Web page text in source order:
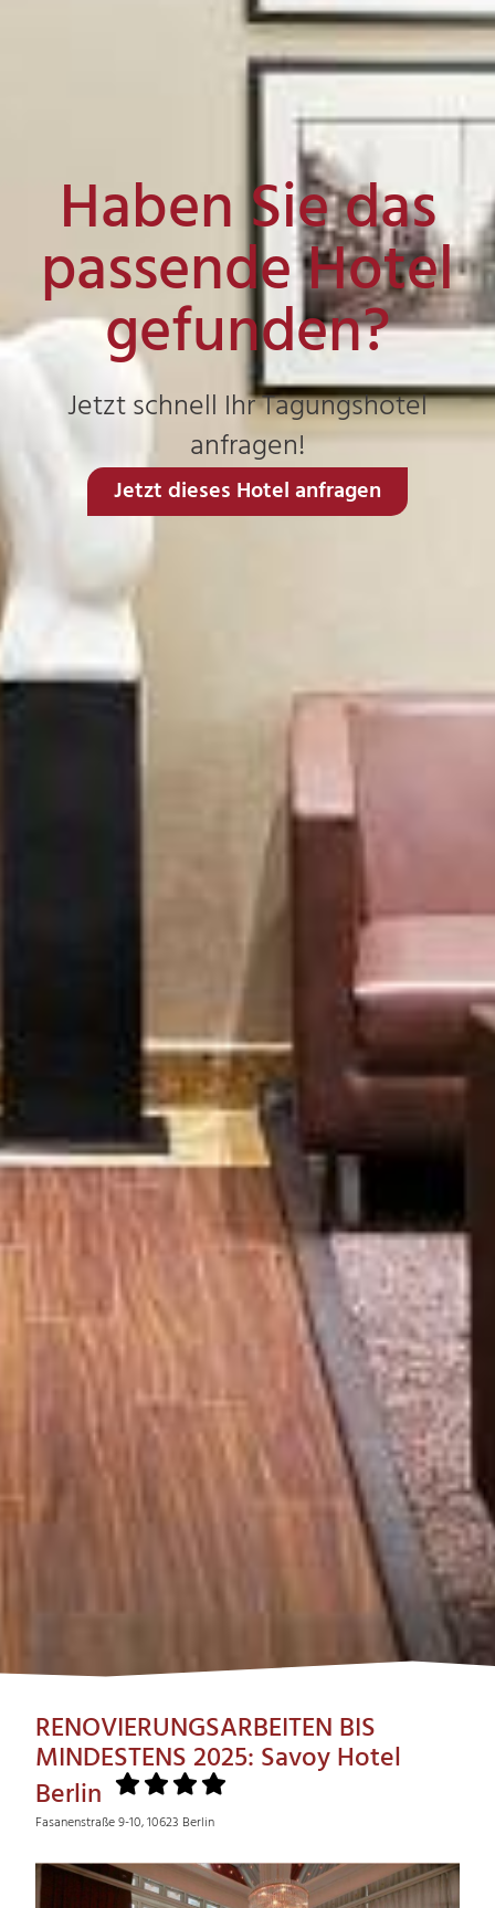
Haben Sie das
passende Hotel
gefunden?
Jetzt schnell Ihr Tagungshotel
anfragen!
Jetzt dieses Hotel anfragen
RENOVIERUNGSARBEITEN BIS
MINDESTENS 2025: Savoy Hotel
Berlin
Fasanenstraße 9-10, 10623 Berlin